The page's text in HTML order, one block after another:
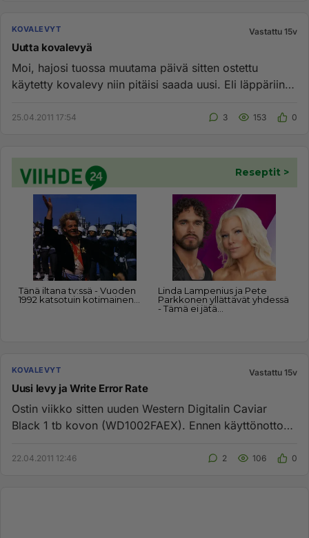
KOVALEVYT Vastattu 15v
Uutta kovalevyä
Moi, hajosi tuossa muutama päivä sitten ostettu
käytetty kovalevy niin pitäisi saada uusi. Eli läppäriin
25.04.2011 17:54 3 153 0
KOVALEVYT Vastattu 15v
Uusi levy ja Write Error Rate
Ostin viikko sitten uuden Western Digitalin Caviar
Black 1 tb kovon (WD1002FAEX). Ennen käyttönottoa
22.04.2011 12:46 2 106 0